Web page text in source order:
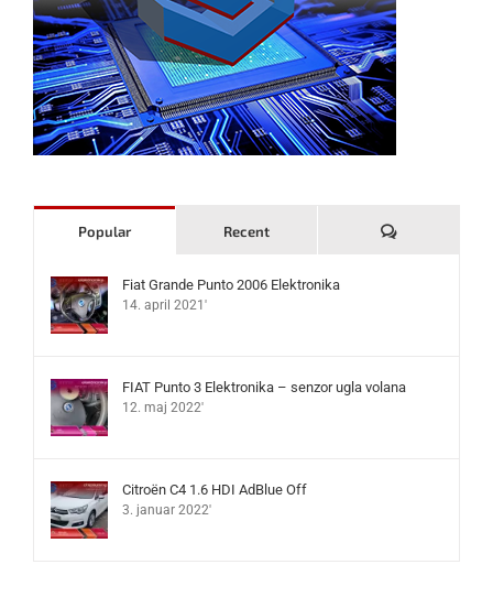
Popular Recent Komentari
Fiat Grande Punto 2006 Elektronika
14. april 2021'
FIAT Punto 3 Elektronika – senzor ugla volana
12. maj 2022'
Citroën C4 1.6 HDI AdBlue Off
3. januar 2022'